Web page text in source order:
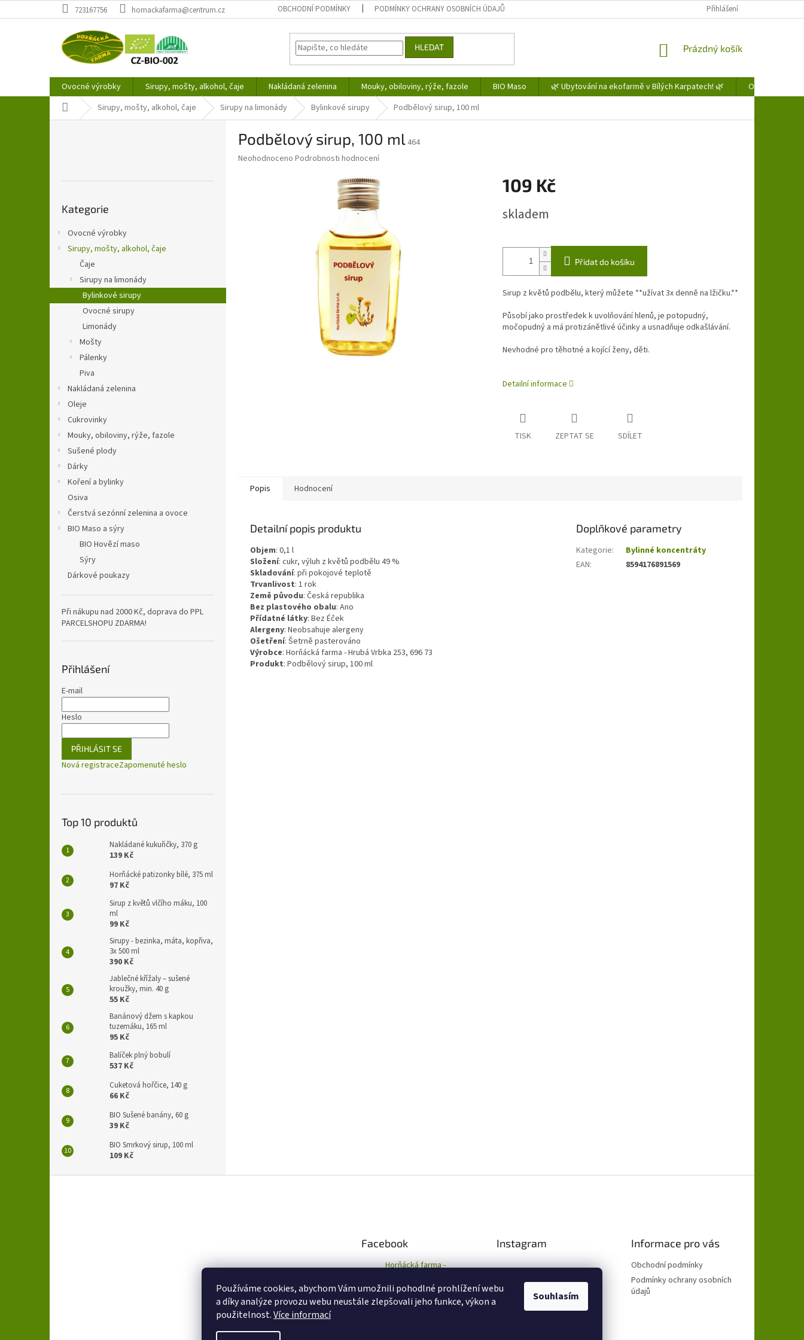
Používáme cookies, abychom Vám umožnili pohodlné prohlížení webu
a díky analýze provozu webu neustále zlepšovali jeho funkce, výkon a
použitelnost.Více informací
Souhlasím
na
723167756 hornackafarma@centrum.cz OBCHODNÍ PODMÍNKY PODMÍNKY OCHRANY OSOBNÍCH ÚDAJŮ Přihlášení
HLEDAT
NÁKUPNÍ
Prázdný košík
Ovocné výrobky Sirupy, mošty, alkohol, čaje Nakládaná zelenina Mouky, obiloviny, rýže, fazole BIO Maso 🌿 Ubytování na ekofarmě v Bílých Karpatech! 🌿
Obchodní
Domů Sirupy, mošty, alkohol, čaje Sirupy na limonády Bylinkové sirupy Podbělový sirup, 100 ml
e
kategorie
Kategorie
Ovocné výrobky
Sirupy, mošty, alkohol, čaje
Čaje
Sirupy na limonády
Bylinkové sirupy
Ovocné sirupy
Limonády
Mošty
Pálenky
Piva
Nakládaná zelenina
Oleje
Cukrovinky
Mouky, obiloviny, rýže, fazole
Sušené plody
Dárky
Koření a bylinky
Osiva
Čerstvá sezónní zelenina a ovoce
BIO Maso a sýry
BIO Hovězí maso
Sýry
Dárkové poukazy
Při nákupu nad 2000 Kč, doprava do PPL
PARCELSHOPU ZDARMA!
Přihlášení
E-mail
Heslo
PŘIHLÁSIT SE
Nová registraceZapomenuté heslo
Top 10 produktů
Nakládané kukuřičky, 370 g
139 Kč
Horňácké patizonky bílé, 375 ml
97 Kč
Sirup z květů vlčího máku, 100
ml
99 Kč
Sirupy - bezinka, máta, kopřiva,
3x 500 ml
390 Kč
Jablečné křížaly – sušené
kroužky, min. 40 g
55 Kč
Banánový džem s kapkou
tuzemáku, 165 ml
95 Kč
Balíček plný bobulí
537 Kč
Cuketová hořčice, 140 g
66 Kč
BIO Sušené banány, 60 g
39 Kč
BIO Smrkový sirup, 100 ml
109 Kč
Podbělový sirup, 100 ml 464
Průměrné
Neohodnoceno Podrobnosti hodnocení
109 Kč
cena:
skladem
Přidat do košíku
Sirup z květů podbělu, který můžete **užívat 3x denně na lžičku.**
Působí jako prostředek k uvolňování hlenů, je potopudný,
močopudný a má protizánětlivé účinky a usnadňuje odkašlávání.
Nevhodné pro těhotné a kojící ženy, děti.
Detailní informace
TISK ZEPTAT SE SDÍLET
Popis Hodnocení
Detailní popis produktu
Objem: 0,1 l
Složení: cukr, výluh z květů podbělu 49 %
Skladování: při pokojové teplotě
Trvanlivost: 1 rok
Země původu: Česká republika
Bez plastového obalu: Ano
Přídatné látky: Bez Éček
Alergeny: Neobsahuje alergeny
Ošetření: Šetrně pasterováno
Výrobce: Horňácká farma - Hrubá Vrbka 253, 696 73
Produkt: Podbělový sirup, 100 ml
Doplňkové parametry
Kategorie:
Bylinné koncentráty
EAN: 8594176891569
Facebook
Horňácká farma -
Instagram
Sledovat na Instagramu
Informace pro vás
Obchodní podmínky
Podmínky ochrany osobních
údajů